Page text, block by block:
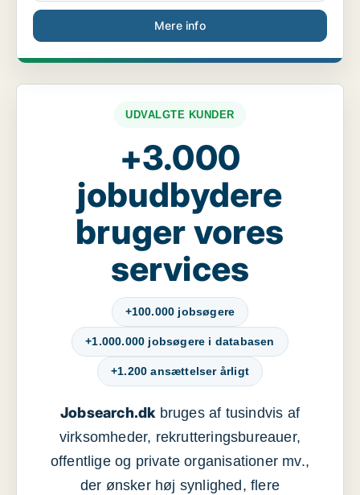
Mere info
UDVALGTE KUNDER
+3.000
jobudbydere
bruger vores
services
+100.000 jobsøgere
+1.000.000 jobsøgere i databasen
+1.200 ansættelser årligt
Jobsearch.dkbruges af tusindvis af
virksomheder, rekrutteringsbureauer,
offentlige og private organisationer mv.,
der ønsker høj synlighed, flere